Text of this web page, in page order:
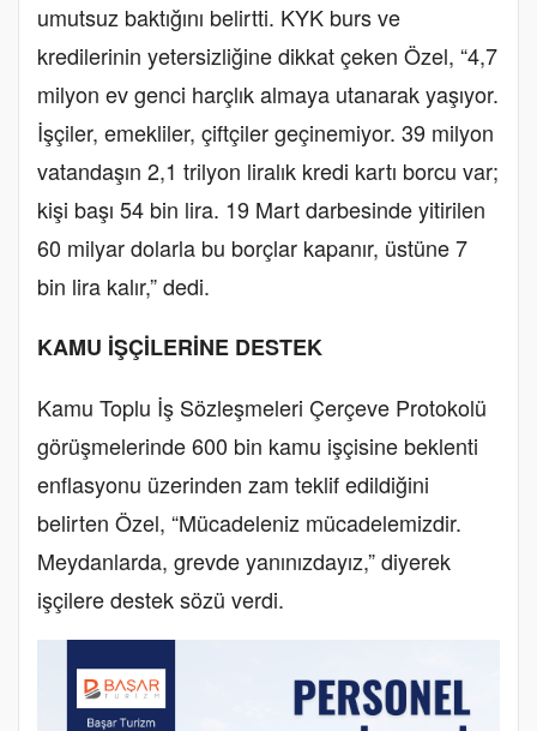
umutsuz baktığını belirtti. KYK burs ve
kredilerinin yetersizliğine dikkat çeken Özel, “4,7
milyon ev genci harçlık almaya utanarak yaşıyor.
İşçiler, emekliler, çiftçiler geçinemiyor. 39 milyon
vatandaşın 2,1 trilyon liralık kredi kartı borcu var;
kişi başı 54 bin lira. 19 Mart darbesinde yitirilen
60 milyar dolarla bu borçlar kapanır, üstüne 7
bin lira kalır,” dedi.
KAMU İŞÇİLERİNE DESTEK
Kamu Toplu İş Sözleşmeleri Çerçeve Protokolü
görüşmelerinde 600 bin kamu işçisine beklenti
enflasyonu üzerinden zam teklif edildiğini
belirten Özel, “Mücadeleniz mücadelemizdir.
Meydanlarda, grevde yanınızdayız,” diyerek
işçilere destek sözü verdi.